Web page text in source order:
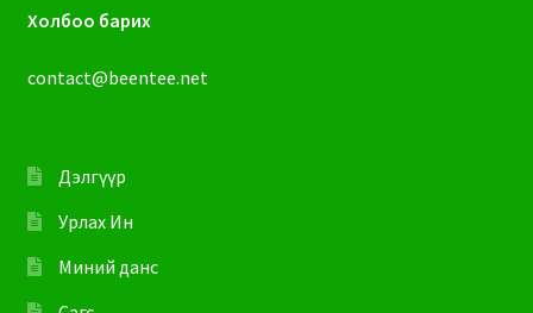
Холбоо барих
contact@beentee.net
Дэлгүүр
Урлах Ин
Миний данс